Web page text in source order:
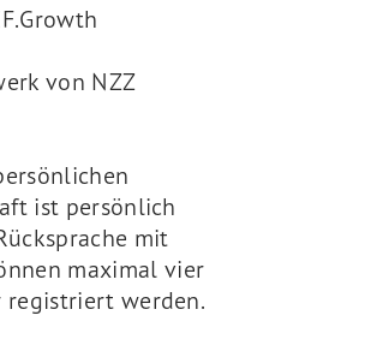
von NZZ
ist persönlich
mit
maximal vier
registriert werden.